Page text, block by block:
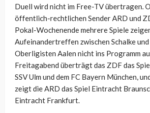
Duell wird nicht im Free-TV übertragen.
öffentlich-rechtlichen Sender ARD und
Pokal-Wochenende mehrere Spiele
Aufeinandertreffen zwischen Schalke und
Oberligisten Aalen nicht ins Programm
Freitagabend überträgt das ZDF das
SSV Ulm und dem FC Bayern München,
zeigt die ARD das Spiel Eintracht
Eintracht Frankfurt.